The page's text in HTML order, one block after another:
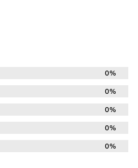
0%
0%
0%
0%
0%